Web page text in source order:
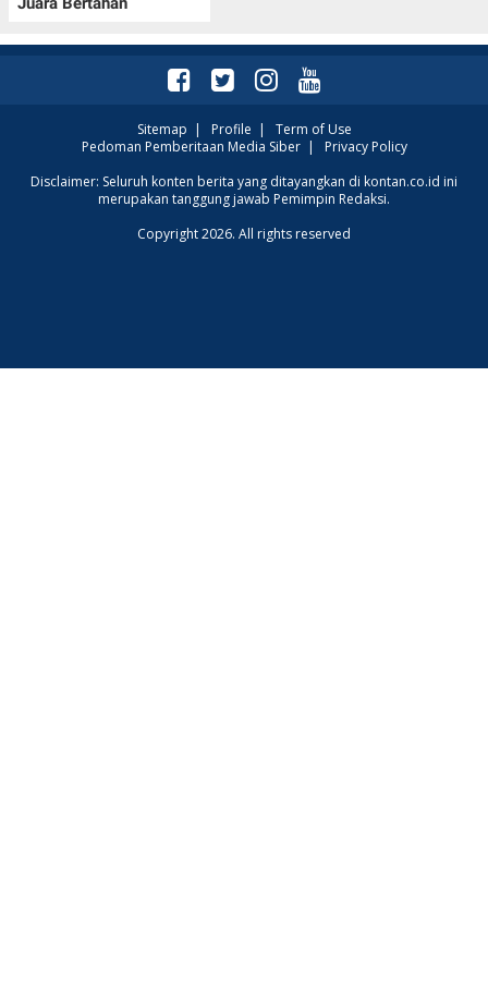
Sitemap | Profile | Term of Use
Pedoman Pemberitaan Media Siber| Privacy Policy
Disclaimer: Seluruh konten berita yang ditayangkan di kontan.co.id ini
merupakan tanggung jawab Pemimpin Redaksi.
Copyright 2026. All rights reserved